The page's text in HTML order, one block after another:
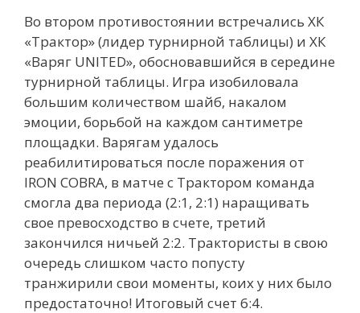
Во втором противостоянии встречались ХК
«Трактор» (лидер турнирной таблицы) и ХК
«Варяг UNITED», обосновавшийся в середине
турнирной таблицы. Игра изобиловала
большим количеством шайб, накалом
эмоции, борьбой на каждом сантиметре
площадки. Варягам удалось
реабилитироваться после поражения от
IRON COBRA, в матче с Трактором команда
смогла два периода (2:1, 2:1) наращивать
свое превосходство в счете, третий
закончился ничьей 2:2. Трактористы в свою
очередь слишком часто попусту
транжирили свои моменты, коих у них было
предостаточно! Итоговый счет 6:4.